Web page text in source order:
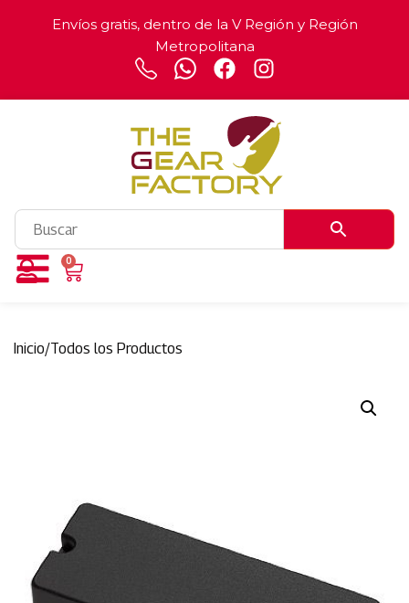
Envíos gratis, dentro de la V Región y Región
Metropolitana
0
Inicio/Todos los Productos